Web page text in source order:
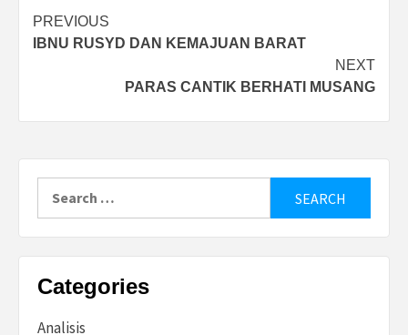
Post
navigation
PREVIOUS
IBNU RUSYD DAN KEMAJUAN BARAT
NEXT
PARAS CANTIK BERHATI MUSANG
Categories
Analisis